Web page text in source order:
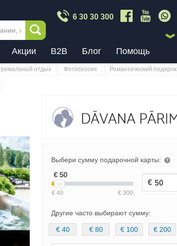
6 30 30 300
Акции B2B Блог Помощь
отдых Фотосессия Романтический подарок
Выбери сумму подарочной карты:
Другие часто выбирают сумму:
€ 40 € 80 € 100 € 200